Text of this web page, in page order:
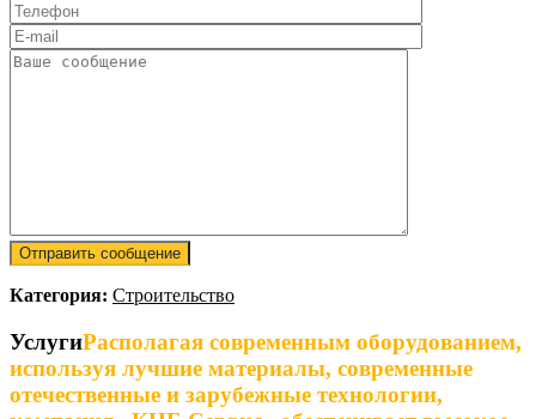
Категория: Строительство
УслугиРасполагая современным оборудованием,
используя лучшие материалы, современные
отечественные и зарубежные технологии,